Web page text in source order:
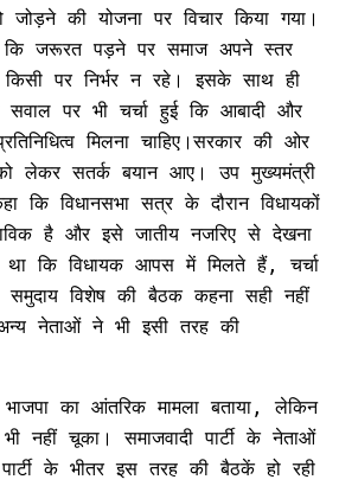
जोड़ने की योजना पर विचार किया गया।
कि जरूरत पड़ने पर समाज अपने स्तर
पर निर्भर न रहे। इसके साथ ही
सवाल पर भी चर्चा हुई कि आबादी और
मिलना चाहिए।सरकार की ओर
लेकर सतर्क बयान आए। उप मुख्यमंत्री
कि विधानसभा सत्र के दौरान विधायकों
है और इसे जातीय नजरिए से देखना
कि विधायक आपस में मिलते हैं, चर्चा
विशेष की बैठक कहना सही नहीं
नेताओं ने भी इसी तरह की
का आंतरिक मामला बताया, लेकिन
चूका। समाजवादी पार्टी के नेताओं
के भीतर इस तरह की बैठकें हो रही